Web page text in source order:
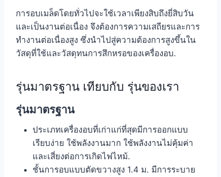
การอบเมล็ดโดยทั่วไปจะใช้เวลาเพียงสิบถึงยี่สิบวัน
และเป็นงานต่อเนื่อง จึงต้องการความเสถียรและการ
ทำงานต่อเนื่องสูง ซึ่งนำไปสู่ความต้องการสูงขึ้นใน
วัสดุที่ใช้และวัสดุทนการสึกหรอของเครื่องอบ.
รุ่นมาตรฐาน เทียบกับ รุ่นของเรา
รุ่นมาตรฐาน
ประเภทเครื่องอบที่เก่าแก่ที่สุดมีการออกแบบ
เรียบง่าย ใช้พลังงานมาก ใช้พลังงานไม่คุ้มค่า
และเสี่ยงต่อการเกิดไฟไหม้.
ชั้นการอบแบบตัดขวางสูง 1.4 ม. มีการระบาย